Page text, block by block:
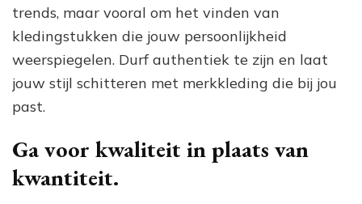
trends, maar vooral om het vinden van
kledingstukken die jouw persoonlijkheid
weerspiegelen. Durf authentiek te zijn en laat
jouw stijl schitteren met merkkleding die bij jou
past.
Ga voor kwaliteit in plaats van
kwantiteit.